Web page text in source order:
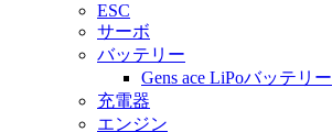
ESC
サーボ
バッテリー
Gens ace LiPoバッテリー
充電器
エンジン